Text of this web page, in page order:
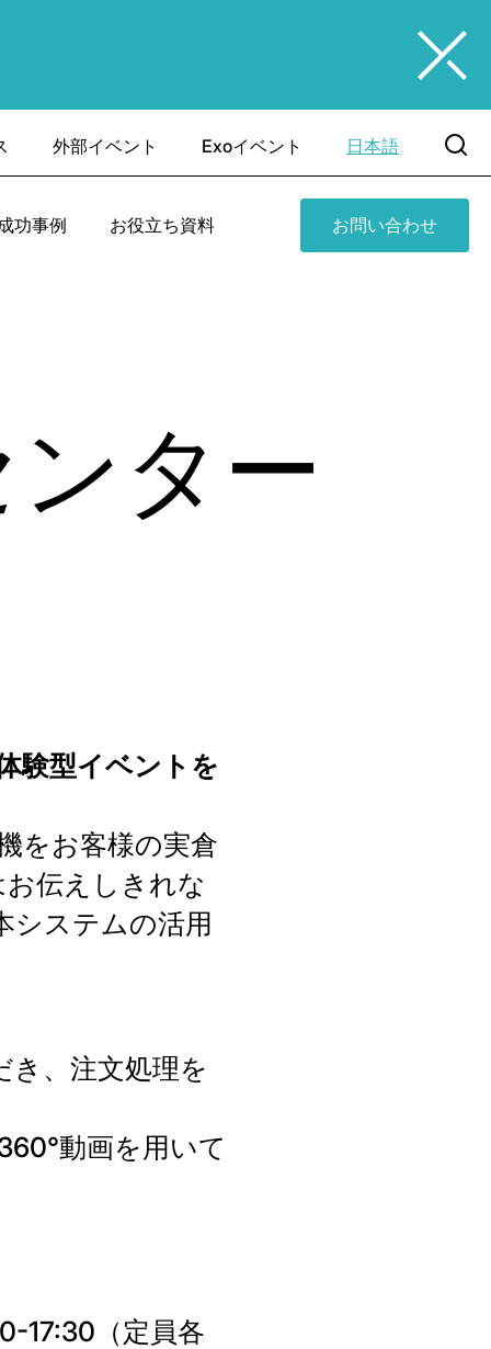
外部イベント Exoイベント 日本語
功事例 お役立ち資料 お問い合わせ
ター
験型イベントを
をお客様の実倉
伝えしきれな
システムの活用
、注文処理を
動画を用いて
（定員各